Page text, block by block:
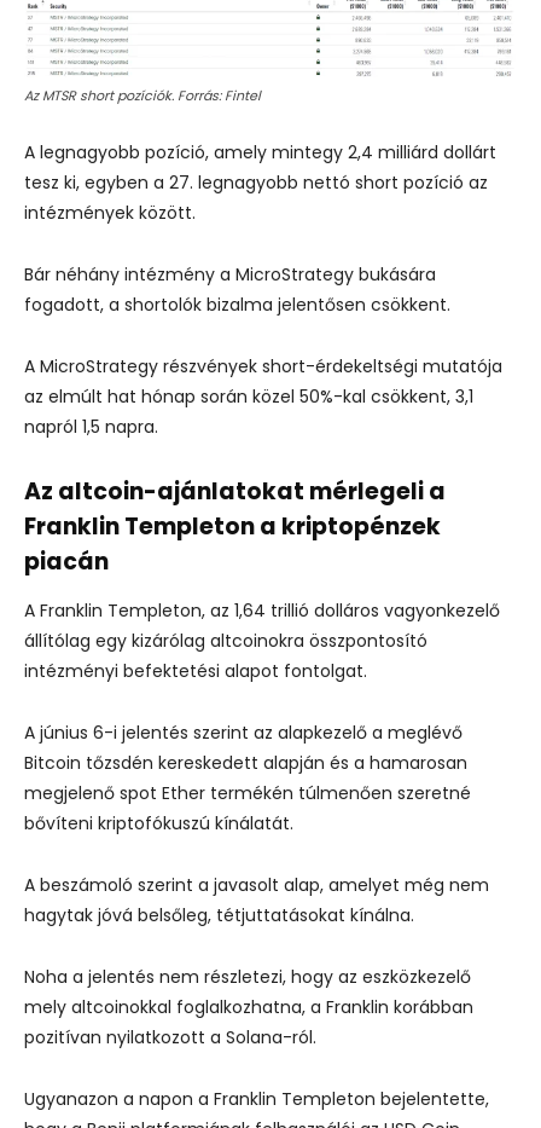
Az MTSR short pozíciók. Forrás: Fintel
A legnagyobb pozíció, amely mintegy 2,4 milliárd dollárt
tesz ki, egyben a 27. legnagyobb nettó short pozíció az
intézmények között.
Bár néhány intézmény a MicroStrategy bukására
fogadott, a shortolók bizalma jelentősen csökkent.
A MicroStrategy részvények short-érdekeltségi mutatója
az elmúlt hat hónap során közel 50%-kal csökkent, 3,1
napról 1,5 napra.
Az altcoin-ajánlatokat mérlegeli a
Franklin Templeton a kriptopénzek
piacán
A Franklin Templeton, az 1,64 trillió dolláros vagyonkezelő
állítólag egy kizárólag altcoinokra összpontosító
intézményi befektetési alapot fontolgat.
A június 6-i jelentés szerint az alapkezelő a meglévő
Bitcoin tőzsdén kereskedett alapján és a hamarosan
megjelenő spot Ether termékén túlmenően szeretné
bővíteni kriptofókuszú kínálatát.
A beszámoló szerint a javasolt alap, amelyet még nem
hagytak jóvá belsőleg, tétjuttatásokat kínálna.
Noha a jelentés nem részletezi, hogy az eszközkezelő
mely altcoinokkal foglalkozhatna, a Franklin korábban
pozitívan nyilatkozott a Solana-ról.
Ugyanazon a napon a Franklin Templeton bejelentette,